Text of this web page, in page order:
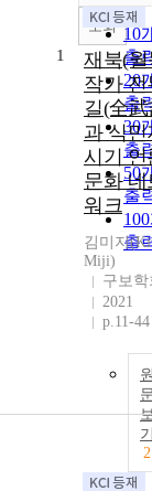
10
출
20
출
30
출
50
출
출
조회
1
재북(월
작가 전
길(全武
과 식민
시기 언
문화 네
워크
김미지
Miji)
구보학
2021
p.11-44
2